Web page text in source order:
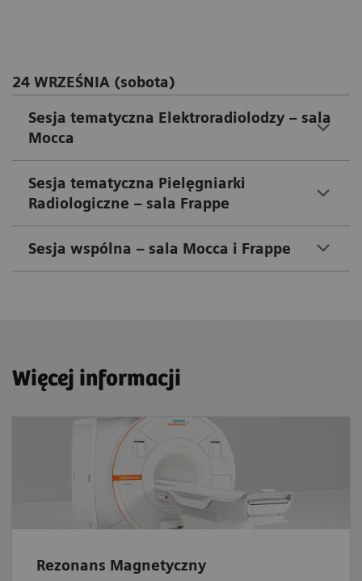
24 WRZEŚNIA (sobota)
Sesja tematyczna Elektroradiolodzy – sala
Mocca
Sesja tematyczna Pielęgniarki
Radiologiczne – sala Frappe
Sesja wspólna – sala Mocca i Frappe
Więcej informacji
Rezonans Magnetyczny